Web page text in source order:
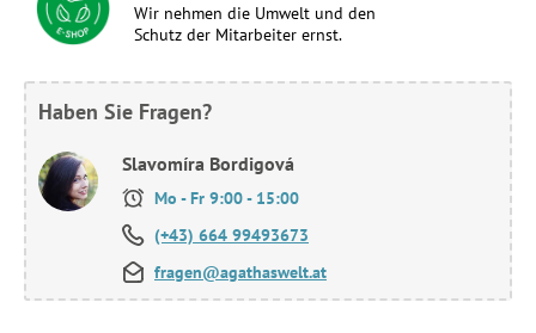
Wir nehmen die Umwelt und den
Schutz der Mitarbeiter ernst.
Haben Sie Fragen?
Slavomíra Bordigová
Mo - Fr 9:00 - 15:00
(+43) 664 99493673
fragen@agathaswelt.at